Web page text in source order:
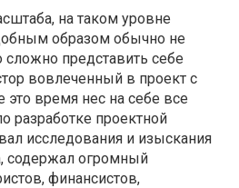
на таком уровне
образом обычно не
сложно представить себе
вовлеченный в проект с
это время нес на себе все
разработке проектной
исследования и изыскания
содержал огромный
финансистов,